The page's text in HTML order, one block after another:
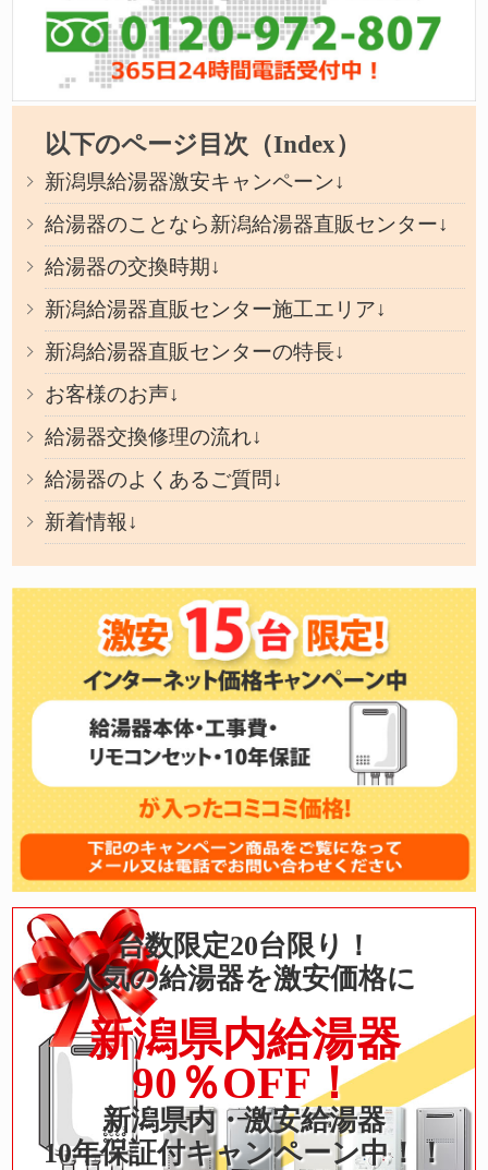
以下のページ目次（Index）
新潟県給湯器激安キャンペーン↓
給湯器のことなら新潟給湯器直販センター↓
給湯器の交換時期↓
新潟給湯器直販センター施工エリア↓
新潟給湯器直販センターの特長↓
お客様のお声↓
給湯器交換修理の流れ↓
給湯器のよくあるご質問↓
新着情報↓
台数限定20台限り！
人気の給湯器を激安価格に
新潟県内給湯器
90％OFF！
新潟県内・激安給湯器
10年保証付キャンペーン中！！